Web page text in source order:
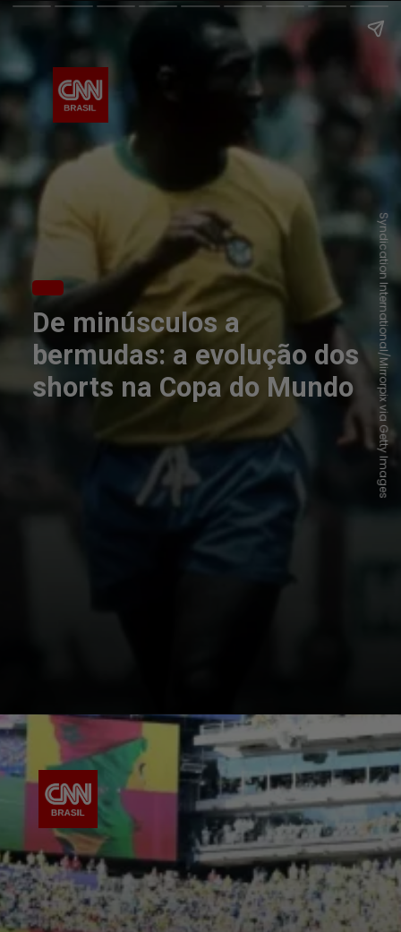
De minúsculos a
bermudas: a evolução dos
shorts na Copa do Mundo
Syndication International/Mirrorpix via Getty Images